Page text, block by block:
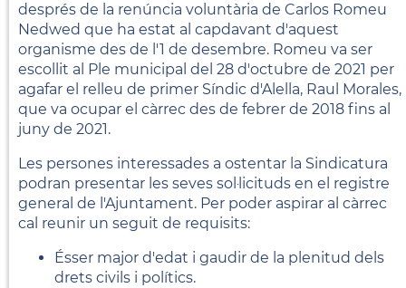
després de la renúncia voluntària de Carlos Romeu
Nedwed que ha estat al capdavant d'aquest
organisme des de l'1 de desembre. Romeu va ser
escollit al Ple municipal del 28 d'octubre de 2021 per
agafar el relleu de primer Síndic d'Alella, Raul Morales,
que va ocupar el càrrec des de febrer de 2018 fins al
juny de 2021.
Les persones interessades a ostentar la Sindicatura
podran presentar les seves sol·licituds en el registre
general de l'Ajuntament. Per poder aspirar al càrrec
cal reunir un seguit de requisits:
Ésser major d'edat i gaudir de la plenitud dels
drets civils i polítics.